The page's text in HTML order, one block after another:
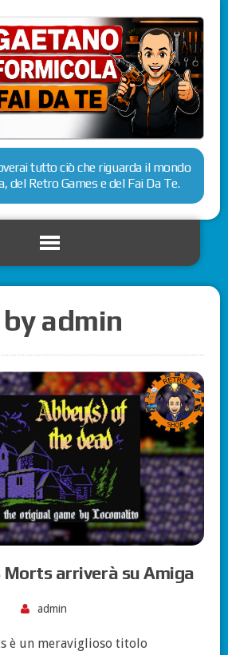
tutto ciò che riguarda il mondo
del Retro Games e del Fai Da Te.
admin
Morts arriverà su Amiga
admin
è un meraviglioso titolo